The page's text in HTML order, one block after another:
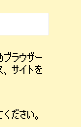
ブラウザー
、サイトを
ださい。